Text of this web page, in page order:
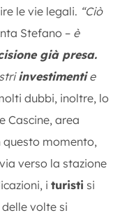
le vie legali. “Ciò
Stefano – è
già presa.
investimentie
dubbi, inoltre, lo
Cascine, area
questo momento,
verso la stazione
i turisti si
volte si